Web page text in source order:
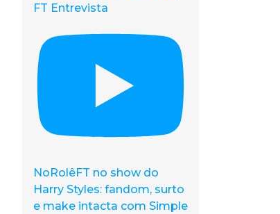
FT Entrevista
NoRolêFT no show do
Harry Styles: fandom, surto
e make intacta com Simple